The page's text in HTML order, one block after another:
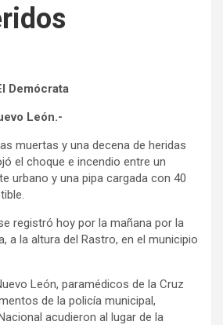
Demócrata
León.-
muertas y una decena de heridas
el choque e incendio entre un
urbano y una pipa cargada con 40
registró hoy por la mañana por la
a la altura del Rastro, en el municipio
León, paramédicos de la Cruz
de la policía municipal,
acudieron al lugar de la